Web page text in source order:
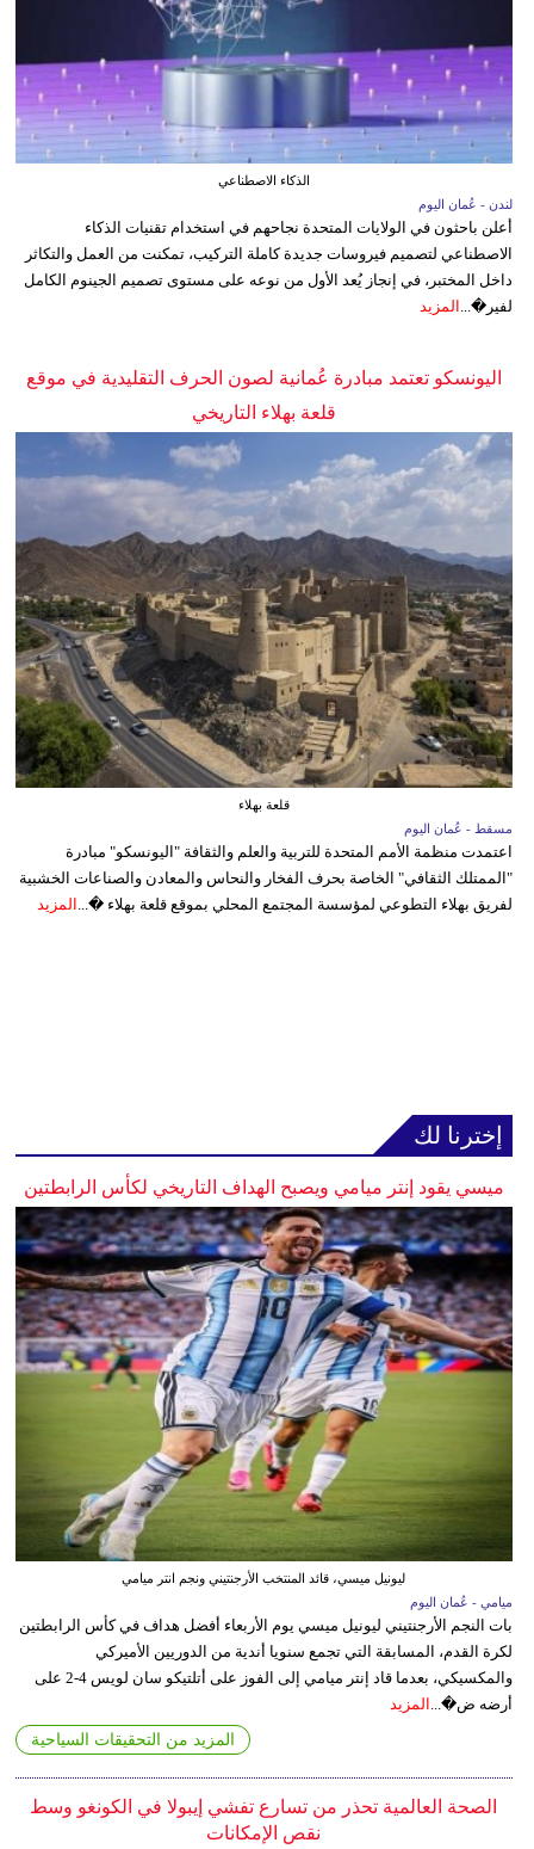
الذكاء الاصطناعي
لندن - عُمان اليوم
أعلن باحثون في الولايات المتحدة نجاحهم في استخدام تقنيات الذكاء
الاصطناعي لتصميم فيروسات جديدة كاملة التركيب، تمكنت من العمل والتكاثر
داخل المختبر، في إنجاز يُعد الأول من نوعه على مستوى تصميم الجينوم الكامل
لفير�...
المزيد
اليونسكو تعتمد مبادرة عُمانية لصون الحرف التقليدية في موقع
قلعة بهلاء التاريخي
قلعة بهلاء
مسقط - عُمان اليوم
اعتمدت منظمة الأمم المتحدة للتربية والعلم والثقافة "اليونسكو" مبادرة
"الممتلك الثقافي" الخاصة بحرف الفخار والنحاس والمعادن والصناعات الخشبية
لفريق بهلاء التطوعي لمؤسسة المجتمع المحلي بموقع قلعة بهلاء �... المزيد
إخترنا لك
ميسي يقود إنتر ميامي ويصبح الهداف التاريخي لكأس الرابطتين
ليونيل ميسي، قائد المنتخب الأرجنتيني ونجم انتر ميامي
ميامي - عُمان اليوم
بات النجم الأرجنتيني ليونيل ميسي يوم الأربعاء أفضل هداف في كأس الرابطتين
لكرة القدم، المسابقة التي تجمع سنويا أندية من الدوريين الأميركي
والمكسيكي، بعدما قاد إنتر ميامي إلى الفوز على أتلتيكو سان لويس 4-2 على
أرضه ض�... المزيد
المزيد من التحقيقات السياحية
الصحة العالمية تحذر من تسارع تفشي إيبولا في الكونغو وسط
نقص الإمكانات